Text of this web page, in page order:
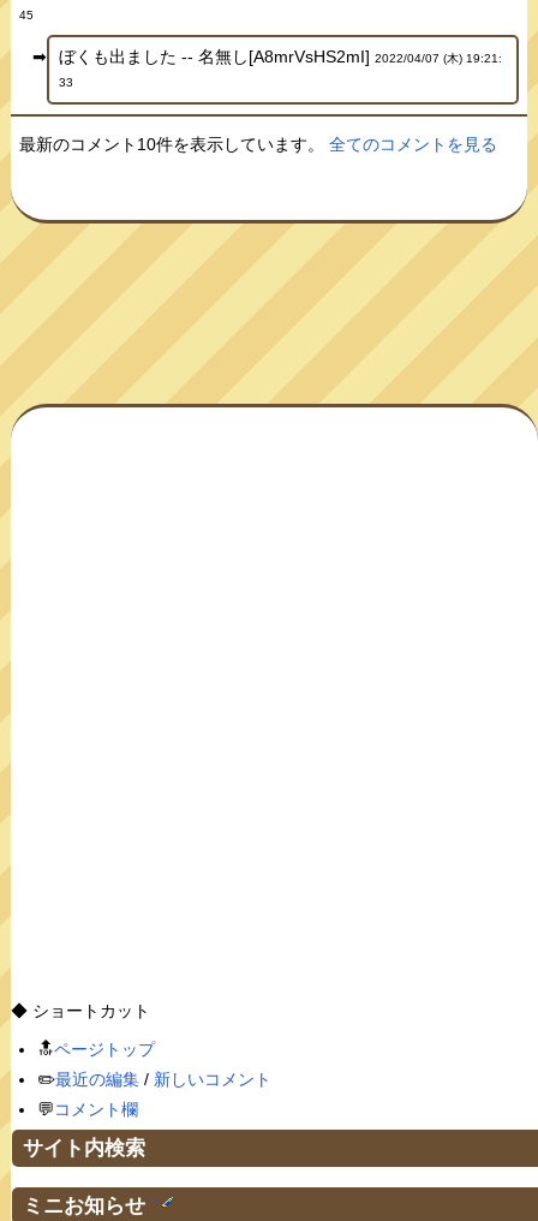
45
ぼくも出ました -- 名無し[A8mrVsHS2mI] 2022/04/07 (木) 19:21:
33
最新のコメント10件を表示しています。全てのコメントを見る
◆ ショートカット
🔝ページトップ
✏️最近の編集/ 新しいコメント
💬コメント欄
サイト内検索
ミニお知らせ †